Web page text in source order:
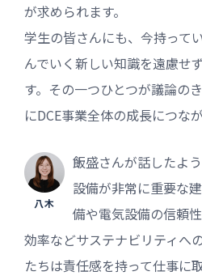
が求められます。
学生の皆さんにも、今持って
んでいく新しい知識を遠慮せ
す。その一つひとつが議論の
にDCE事業全体の成長につな
八木
飯盛さんが話したよ
設備が非常に重要な
備や電気設備の信頼
効率などサステナビリティへ
たちは責任感を持って仕事に